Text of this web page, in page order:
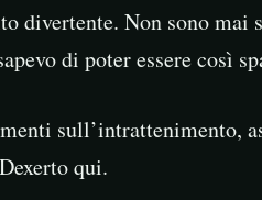
divertente. Non sono mai
di poter essere così
sull’intrattenimento,
qui.